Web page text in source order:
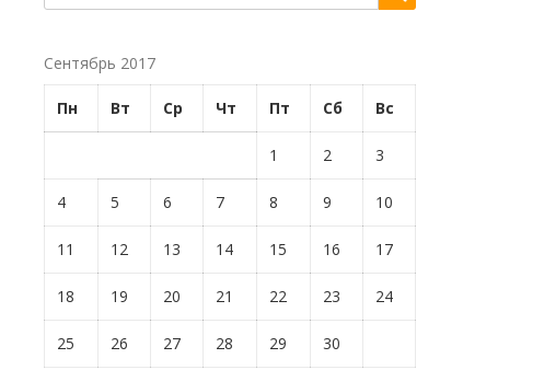
Сентябрь 2017
Пн Вт Ср Чт Пт Сб Вс
1 2 3
4 5 6 7 8 9 10
11 12 13 14 15 16 17
18 19 20 21 22 23 24
25 26 27 28 29 30